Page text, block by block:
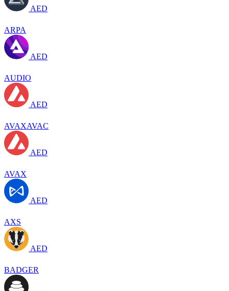
AED
ARPA
AED
AUDIO
AED
AVAXAVAC
AED
AVAX
AED
AXS
AED
BADGER